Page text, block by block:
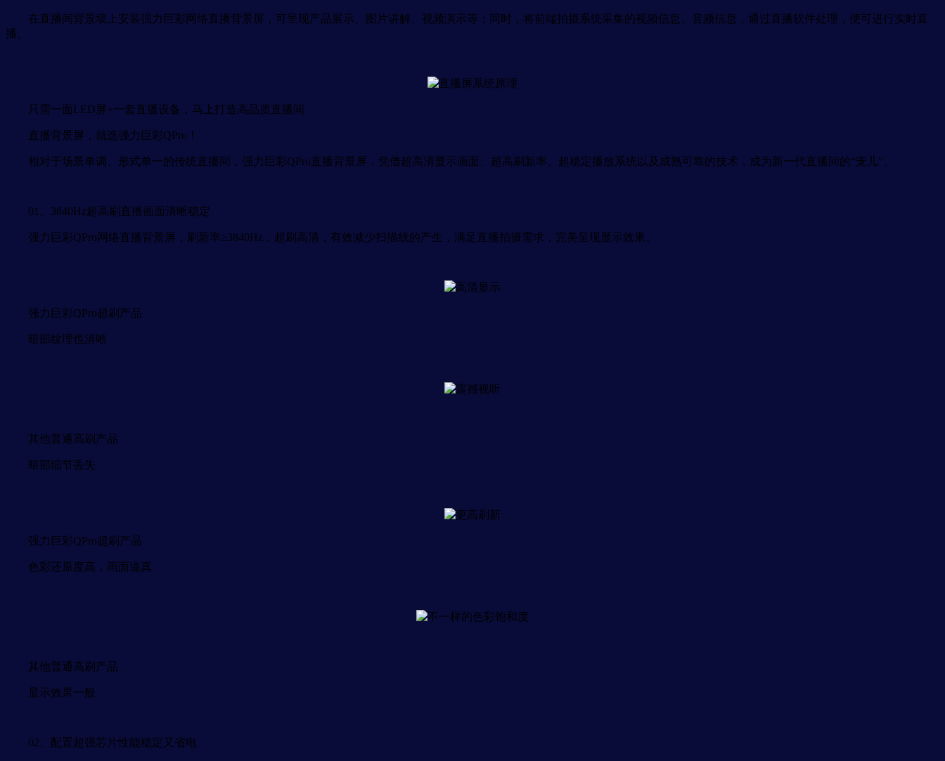
在直播间背景墙上安装强力巨彩网络直播背景屏，可呈现产品展示、图片讲解、视频演示等；同时，将前端拍摄系统采集的视频信息、音频信息，通过直播软件处理，便可进行实时直
播。
只需一面LED屏+一套直播设备，马上打造高品质直播间
直播背景屏，就选强力巨彩QPro！
相对于场景单调、形式单一的传统直播间，强力巨彩QPro直播背景屏，凭借超高清显示画面、超高刷新率、超稳定播放系统以及成熟可靠的技术，成为新一代直播间的“宠儿”。
01、3840Hz超高刷直播画面清晰稳定
强力巨彩QPro网络直播背景屏，刷新率≥3840Hz，超刷高清，有效减少扫描线的产生，满足直播拍摄需求，完美呈现显示效果。
强力巨彩QPro超刷产品
暗部纹理也清晰
其他普通高刷产品
暗部细节丢失
强力巨彩QPro超刷产品
色彩还原度高，画面逼真
其他普通高刷产品
显示效果一般
02、配置超强芯片性能稳定又省电